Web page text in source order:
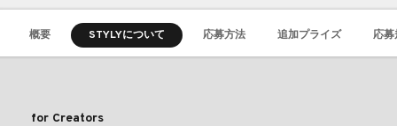
概要 STYLYについて 応募方法 追加プライズ 応募
for Creators